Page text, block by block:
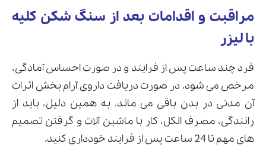
مراقبت و اقدامات بعد از سنگ شکن کلیه
با لیزر
فرد چند ساعت پس از فرایند و در صورت احساس آمادگی،
مرخص می شود. در صورت دریافت داروی آرام بخش اثرات
آن مدتی در بدن باقی می ماند. به همین دلیل، باید از
رانندگی، مصرف الکل، کار با ماشین آلات و گرفتن تصمیم
های مهم تا 24 ساعت پس از فرایند خودداری کنید.